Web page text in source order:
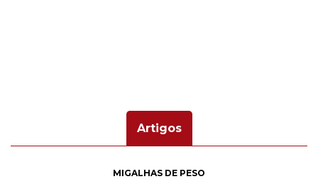
Artigos
MIGALHAS DE PESO